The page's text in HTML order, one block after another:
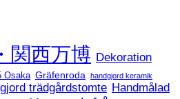
関西万博 Dekoration
Osaka Gräfenroda handgjord keramik
trädgårdstomte Handmålad